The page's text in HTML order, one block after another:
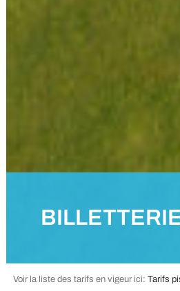
Voir la liste des tarifs en vigeur ici: Tarifs